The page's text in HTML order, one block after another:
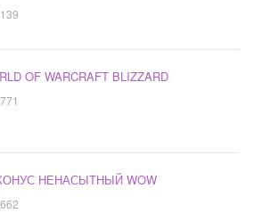
OF WARCRAFT BLIZZARD
НЕНАСЫТНЫЙ WOW